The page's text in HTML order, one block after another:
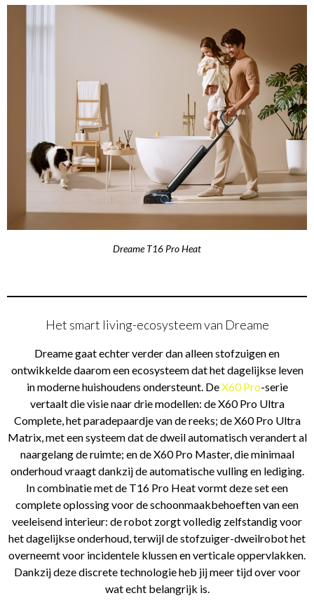
Dreame T16 Pro Heat
Het smart living-ecosysteem van Dreame
Dreame gaat echter verder dan alleen stofzuigen en
ontwikkelde daarom een ecosysteem dat het dagelijkse leven
in moderne huishoudens ondersteunt. DeX60 Pro-serie
vertaalt die visie naar drie modellen: de X60 Pro Ultra
Complete, het paradepaardje van de reeks; de X60 Pro Ultra
Matrix, met een systeem dat de dweil automatisch verandert al
naargelang de ruimte; en de X60 Pro Master, die minimaal
onderhoud vraagt dankzij de automatische vulling en lediging.
In combinatie met de T16 Pro Heat vormt deze set een
complete oplossing voor de schoonmaakbehoeften van een
veeleisend interieur: de robot zorgt volledig zelfstandig voor
het dagelijkse onderhoud, terwijl de stofzuiger-dweilrobot het
overneemt voor incidentele klussen en verticale oppervlakken.
Dankzij deze discrete technologie heb jij meer tijd over voor
wat echt belangrijk is.